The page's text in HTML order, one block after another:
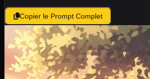
Copier le Prompt Complet